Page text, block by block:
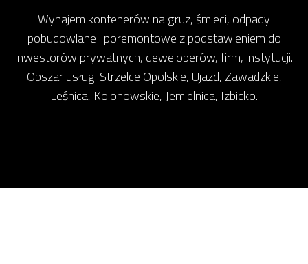
Wynajem kontenerów na gruz, śmieci, odpady
pobudowlane i poremontowe z podstawieniem do
inwestorów prywatnych, deweloperów, firm, instytucji.
Obszar usług: Strzelce Opolskie, Ujazd, Zawadzkie,
Leśnica, Kolonowskie, Jemielnica, Izbicko.